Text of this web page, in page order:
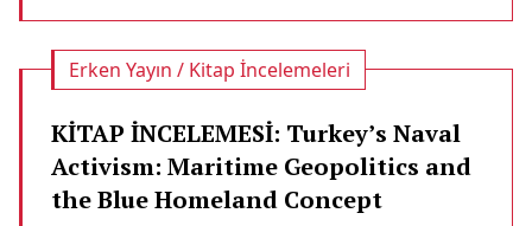
Erken Yayın / Kitap İncelemeleri
KİTAP İNCELEMESİ: Turkey’s Naval
Activism: Maritime Geopolitics and
the Blue Homeland Concept